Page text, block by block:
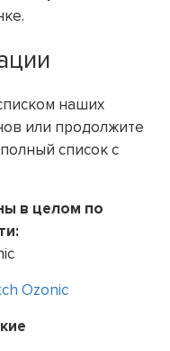
наших
или продолжите
список с
в целом по
Ozonic